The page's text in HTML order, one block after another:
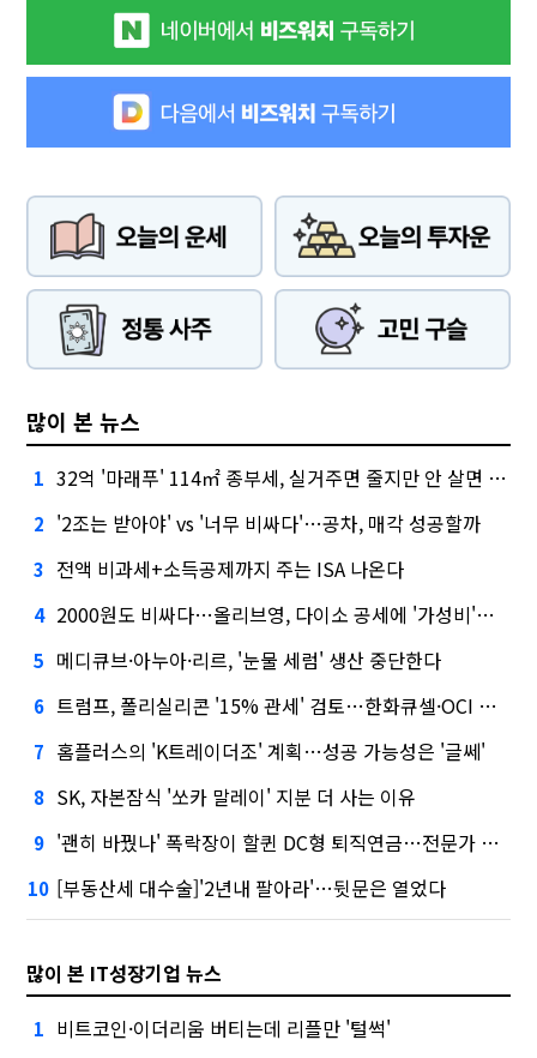
많이 본 뉴스
1 32억 '마래푸' 114㎡ 종부세, 실거주면 줄지만 안 살면 2.5배
2 '2조는 받아야' vs '너무 비싸다'…공차, 매각 성공할까
3 전액 비과세+소득공제까지 주는 ISA 나온다
4 2000원도 비싸다…올리브영, 다이소 공세에 '가성비'로 맞불
5 메디큐브·아누아·리르, '눈물 세럼' 생산 중단한다
6 트럼프, 폴리실리콘 '15% 관세' 검토…한화큐셀·OCI 영향은?
7 홈플러스의 'K트레이더조' 계획…성공 가능성은 '글쎄'
8 SK, 자본잠식 '쏘카 말레이' 지분 더 사는 이유
9 '괜히 바꿨나' 폭락장이 할퀸 DC형 퇴직연금…전문가 조언은
10 [부동산세 대수술]'2년내 팔아라'…뒷문은 열었다
많이 본 IT성장기업 뉴스
1 비트코인·이더리움 버티는데 리플만 '털썩'